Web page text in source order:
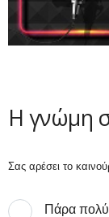
Η γνώμη
Σας αρέσει το
Πάρα πολύ